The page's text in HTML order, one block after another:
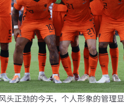
头正劲的今天，个人形象的管理